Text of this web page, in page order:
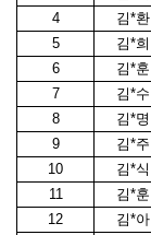
4
김*환
5
김*희
6
김*훈
7
김*수
8
김*명
9
김*주
10
김*식
11
김*훈
12
김*아